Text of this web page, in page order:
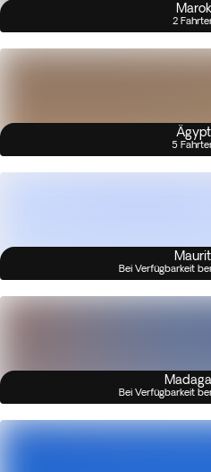
2
5
Bei Verfügbarkeit
Bei Verfügbarkeit